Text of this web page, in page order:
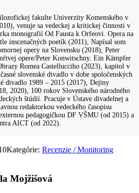
fakulte Univerzity Komenského v
venuje sa vedeckej a kritickej činnosti v
monografií Od Fausta k Orfeovi. Opera na
inscenačných poetík (2011), Napísal som
opery na Slovensku (2018), Peter
opere/Peter Konwitschny. Ein Kämpfer
Romea Castellucciho (2023), kapitol v
slovenské divadlo v dobe spoločenských
divadlo 1989 – 2015 (2017), Dejiny
2020), 100 rokov Slovenského národného
štúdií. Pracuje v Ústave divadelnej a
redaktorkou vedeckého časopisu
pedagogičkou DF VŠMU (od 2015) a
AICT (od 2022).
Kategórie:Recenzie / Monitoring
Mojžišová